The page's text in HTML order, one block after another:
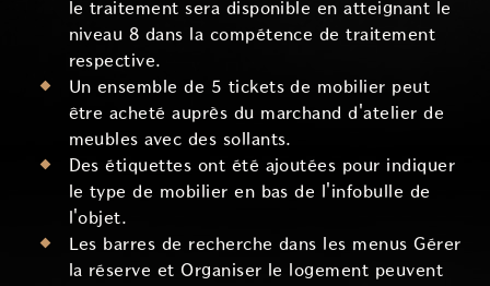
le traitement sera disponible en atteignant le
niveau 8 dans la compétence de traitement
respective.
Un ensemble de 5 tickets de mobilier peut
être acheté auprès du marchand d'atelier de
meubles avec des sollants.
Des étiquettes ont été ajoutées pour indiquer
le type de mobilier en bas de l'infobulle de
l'objet.
Les barres de recherche dans les menus Gérer
la réserve et Organiser le logement peuvent